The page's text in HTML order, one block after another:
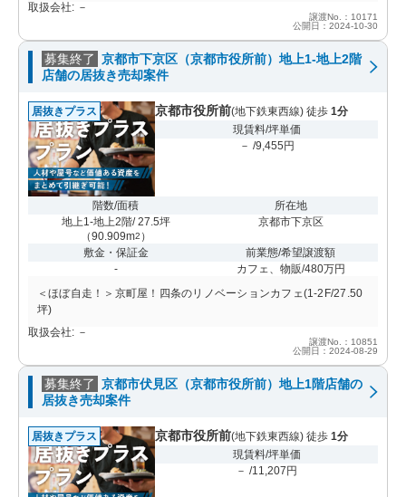
取扱会社: －
譲渡No.：10171
公開日：2024-10-30
募集終了 京都市下京区（京都市役所前）地上1-地上2階
店舗の居抜き売却案件
居抜きプラス 京都市役所前(地下鉄東西線) 徒歩 1分
現賃料/坪単価
－ /9,455円
階数/面積
地上1-地上2階/ 27.5坪
（90.909m2 ）
所在地
京都市下京区
敷金・保証金
-
前業態/希望譲渡額
カフェ、物販/480万円
＜ほぼ自走！＞京町屋！四条のリノベーションカフェ(1-2F/27.50
坪)
取扱会社: －
譲渡No.：10851
公開日：2024-08-29
募集終了 京都市伏見区（京都市役所前）地上1階店舗の
居抜き売却案件
居抜きプラス 京都市役所前(地下鉄東西線) 徒歩 1分
現賃料/坪単価
－ /11,207円